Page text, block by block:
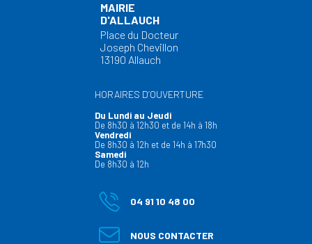
MAIRIE
D'ALLAUCH
Place du Docteur
Joseph Chevillon
13190 Allauch
HORAIRES D’OUVERTURE
Du Lundi au Jeudi
De 8h30 à 12h30 et de 14h à 18h
Vendredi
De 8h30 à 12h et de 14h à 17h30
Samedi
De 8h30 à 12h
04 91 10 48 00
NOUS CONTACTER